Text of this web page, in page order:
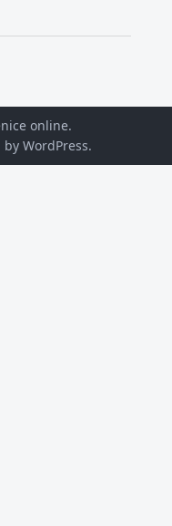
online.
by WordPress.